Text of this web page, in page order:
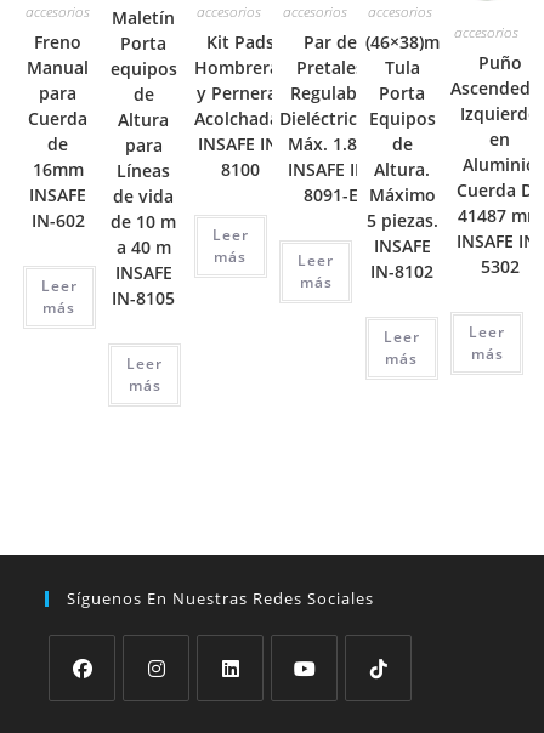
accesorios
Freno
Manual
para
Cuerda
de
16mm
INSAFE
IN-602
Leer
más
Maletín
Porta
equipos
de
Altura
para
Líneas
de vida
de 10 m
a 40 m
INSAFE
IN-8105
Leer
más
accesorios
Kit Pads
Hombreras
y Perneras
Acolchadas
INSAFE IN-
8100
Leer
más
accesorios
Par de
Pretales
Regulable
Dieléctricos.
Máx. 1.8m
INSAFE IN-
8091-E
Leer
más
accesorios
(46×38)m
Tula
Porta
Equipos
de
Altura.
Máximo
5 piezas.
INSAFE
IN-8102
Leer
más
accesorios
Puño
Izquierdo
en
Aluminio
Cuerda De
41487 mm
INSAFE IN-
5302
Leer
más
Síguenos En Nuestras Redes Sociales